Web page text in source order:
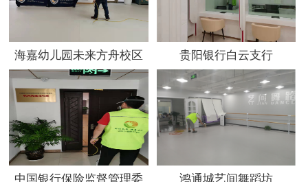
海嘉幼儿园未来方舟校区 贵阳银行白云支行
中国银行保险监督管理委
鸿通城艺间舞蹈坊